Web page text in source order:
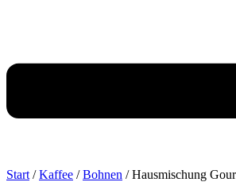
Start /Kaffee /Bohnen / Hausmischung